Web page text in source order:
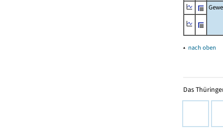
▴ nach oben
Das